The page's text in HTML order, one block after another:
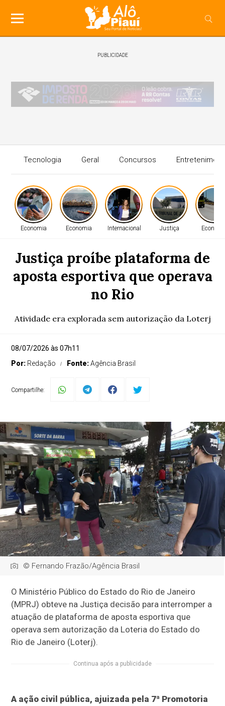
PUBLICIDADE
Tecnologia Geral Concursos
Economia Economia Internacional Justiça
Justiça proíbe plataforma de
aposta esportiva que operava
no Rio
Atividade era explorada sem autorização da Loterj
08/07/2026 às 07h11
Por: Redação Fonte:Agência Brasil
Compartilhe:
© Fernando Frazão/Agência Brasil
O Ministério Público do Estado do Rio de Janeiro
(MPRJ) obteve na Justiça decisão para interromper a
atuação de plataforma de aposta esportiva que
operava sem autorização da Loteria do Estado do
Rio de Janeiro (Loterj).
Continua após a publicidade
A ação civil pública, ajuizada pela 7ª Promotoria